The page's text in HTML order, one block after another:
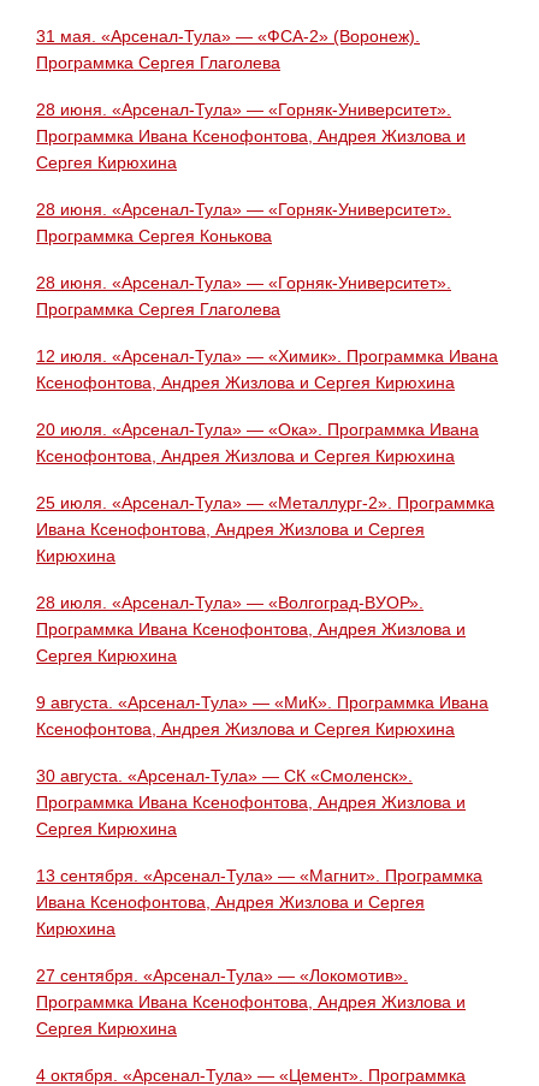
31 мая. «Арсенал-Тула» — «ФСА-2» (Воронеж).
Программка Сергея Глаголева
28 июня. «Арсенал-Тула» — «Горняк-Университет».
Программка Ивана Ксенофонтова, Андрея Жизлова и
Сергея Кирюхина
28 июня. «Арсенал-Тула» — «Горняк-Университет».
Программка Сергея Конькова
28 июня. «Арсенал-Тула» — «Горняк-Университет».
Программка Сергея Глаголева
12 июля. «Арсенал-Тула» — «Химик». Программка Ивана
Ксенофонтова, Андрея Жизлова и Сергея Кирюхина
20 июля. «Арсенал-Тула» — «Ока» . Программка Ивана
Ксенофонтова, Андрея Жизлова и Сергея Кирюхина
25 июля. «Арсенал-Тула» — «Металлург-2». Программка
Ивана Ксенофонтова, Андрея Жизлова и Сергея
Кирюхина
28 июля. «Арсенал-Тула» — «Волгоград-ВУОР».
Программка Ивана Ксенофонтова, Андрея Жизлова и
Сергея Кирюхина
9 августа. «Арсенал-Тула» — «МиК». Программка Ивана
Ксенофонтова, Андрея Жизлова и Сергея Кирюхина
30 августа. «Арсенал-Тула» — СК «Смоленск».
Программка Ивана Ксенофонтова, Андрея Жизлова и
Сергея Кирюхина
13 сентября. «Арсенал-Тула» — «Магнит». Программка
Ивана Ксенофонтова, Андрея Жизлова и Сергея
Кирюхина
27 сентября. «Арсенал-Тула» — «Локомотив».
Программка Ивана Ксенофонтова, Андрея Жизлова и
Сергея Кирюхина
4 октября. «Арсенал-Тула» — «Цемент». Программка